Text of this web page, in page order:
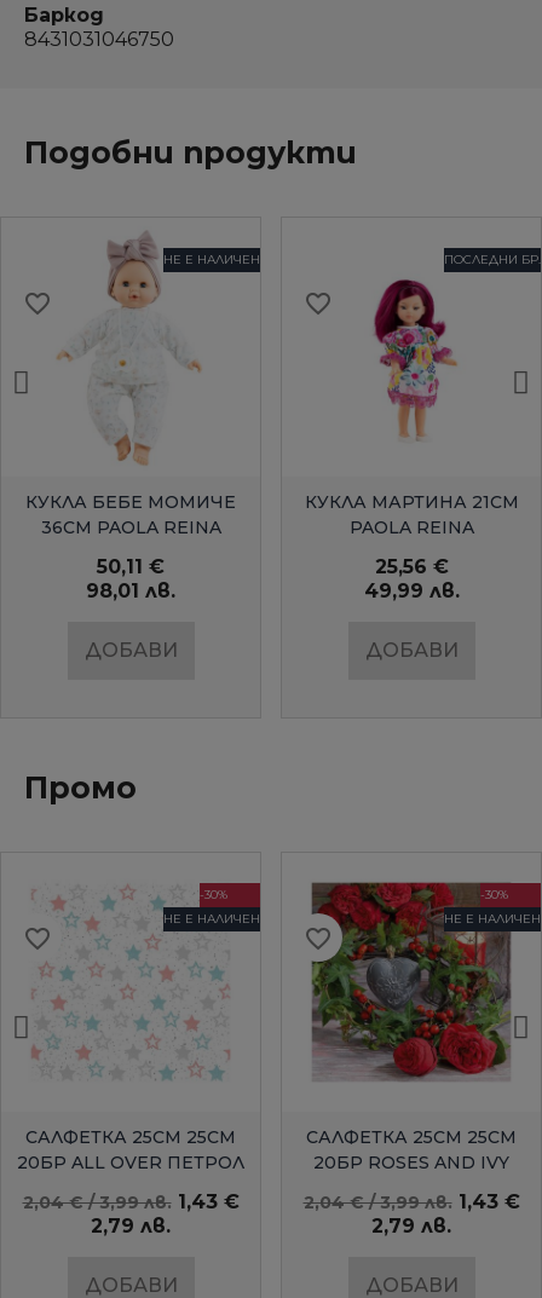
Баркод
8431031046750
Подобни продукти
БЪРЗ ПРЕГЛЕД
НЕ Е НАЛИЧЕН
КУКЛА БЕБЕ МОМИЧЕ
36СМ PAOLA REINA
50,11 €
98,01 лв.
ДОБАВИ
favorite_border
БЪРЗ ПРЕГЛЕД
ПОСЛЕДНИ БР.
КУКЛА МАРТИНА 21СМ
PAOLA REINA
25,56 €
49,99 лв.
ДОБАВИ
favorite_border
Промо
БЪРЗ ПРЕГЛЕД
-30%
НЕ Е НАЛИЧЕН
САЛФЕТКА 25СМ 25СМ
20БР ALL OVER ПЕТРОЛ
2,04 € / 3,99 лв. 1,43 €
2,79 лв.
ДОБАВИ
favorite_border
БЪРЗ ПРЕГЛЕД
-30%
НЕ Е НАЛИЧЕН
САЛФЕТКА 25СМ 25СМ
20БР ROSES AND IVY
AMBIENTE
2,04 € / 3,99 лв. 1,43 €
2,79 лв.
ДОБАВИ
favorite_border